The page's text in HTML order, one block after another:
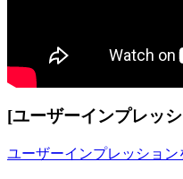
[ユーザーインプレッ
ユーザーインプレッション